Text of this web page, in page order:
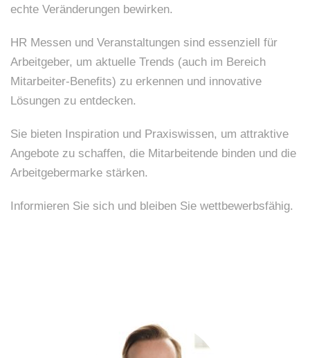
echte Veränderungen bewirken.
HR Messen und Veranstaltungen sind essenziell für
Arbeitgeber, um aktuelle Trends (auch im Bereich
Mitarbeiter-Benefits) zu erkennen und innovative
Lösungen zu entdecken.
Sie bieten Inspiration und Praxiswissen, um attraktive
Angebote zu schaffen, die Mitarbeitende binden und die
Arbeitgebermarke stärken.
Informieren Sie sich und bleiben Sie wettbewerbsfähig.